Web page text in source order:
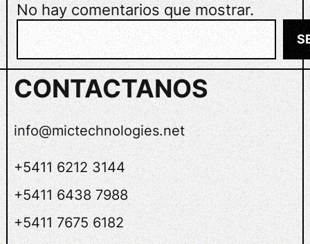
No hay comentarios que mostrar.
B
u
s
c
a
r
CONTACTANOS
info@mictechnologies.net
+5411 6212 3144
+5411 6438 7988
+5411 7675 6182